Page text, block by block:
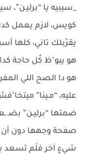
_سيبيه يا “برليـن”،
كويس، لازم يعمل
يقرّبلك تاني، كلها
هو يبو’ظ كُل حاجة
هو دا الصح اللي
عليه، “مـينا”
ضمتها “برليـن”
صفحة وجهها دون أن
شيءٍ آخر فلَم تسعد